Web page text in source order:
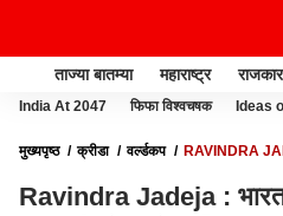
ताज्या बातम्या महाराष्ट्र
India At 2047 फिफा विश्वचषक Ideas
मुख्यपृष्ठ क्रीडा वर्ल्डकप
RAVINDRA
Ravindra Jadeja :